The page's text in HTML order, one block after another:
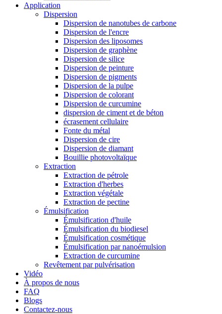
Application
Dispersion
Dispersion de nanotubes de carbone
Dispersion de l'encre
Dispersion des liposomes
Dispersion de graphène
Dispersion de silice
Dispersion de peinture
Dispersion de pigments
Dispersion de la pulpe
Dispersion de colorant
Dispersion de curcumine
dispersion de ciment et de béton
écrasement cellulaire
Fonte du métal
Dispersion de cire
Dispersion de diamant
Bouillie photovoltaïque
Extraction
Extraction de pétrole
Extraction d'herbes
Extraction végétale
Extraction de pectine
Émulsification
Émulsification d'huile
Émulsification du biodiesel
Émulsification cosmétique
Émulsification par nanoémulsion
Extraction de curcumine
Revêtement par pulvérisation
Vidéo
À propos de nous
FAQ
Blogs
Contactez-nous